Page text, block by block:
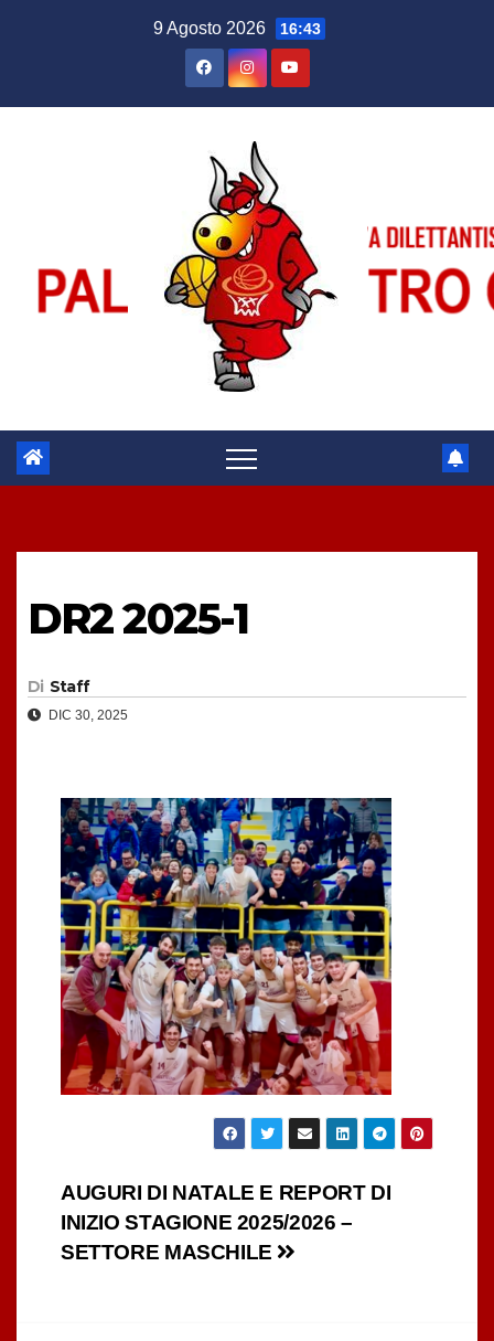
9 Agosto 2026 16:43
DR2 2025-1
Di Staff
DIC 30, 2025
Navigazione
articoli
AUGURI DI NATALE E REPORT DI
INIZIO STAGIONE 2025/2026 –
SETTORE MASCHILE